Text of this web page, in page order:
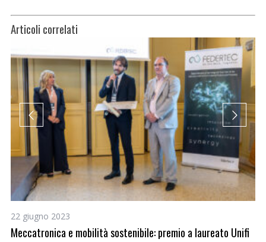
Articoli correlati
22 giugno 2023
Meccatronica e mobilità sostenibile: premio a laureato Unifi